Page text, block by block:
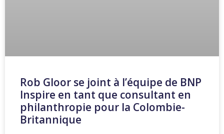
Rob Gloor se joint à l’équipe de BNP
Inspire en tant que consultant en
philanthropie pour la Colombie-
Britannique